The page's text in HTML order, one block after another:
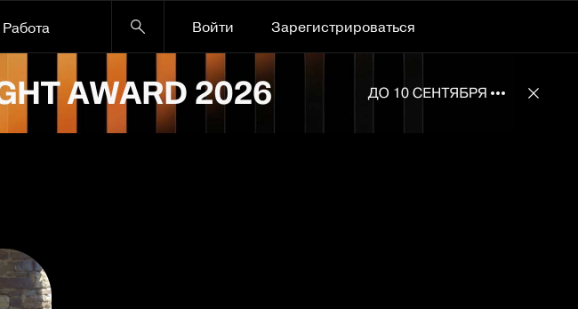
Работа Войти
Зарегистрироваться